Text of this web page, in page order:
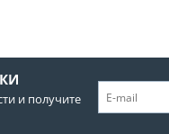
и получите